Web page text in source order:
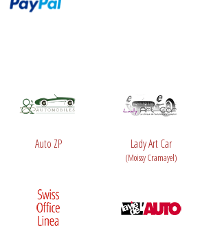
Auto ZP Lady Art Car
(Moissy Cramayel)